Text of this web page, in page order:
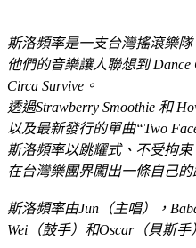
斯洛頻率是一支台灣搖滾樂隊
他們的音樂讓人聯想到 Dance
Circa Survive。
透過Strawberry Smoothie 和
以及最新發行的單曲“Two
斯洛頻率以跳耀式、不受拘
在台灣樂團界闖出一條自己的
斯洛頻率由Jun（主唱），
Wei（鼓手）和Oscar（貝斯手